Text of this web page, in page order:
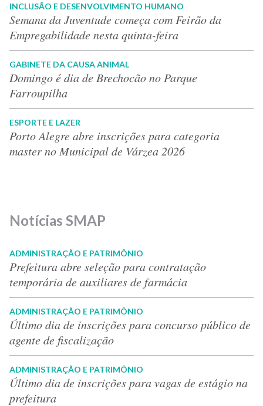
INCLUSÃO E DESENVOLVIMENTO HUMANO
Semana da Juventude começa com Feirão da
Empregabilidade nesta quinta-feira
GABINETE DA CAUSA ANIMAL
Domingo é dia de Brechocão no Parque
Farroupilha
ESPORTE E LAZER
Porto Alegre abre inscrições para categoria
master no Municipal de Várzea 2026
Notícias SMAP
ADMINISTRAÇÃO E PATRIMÔNIO
Prefeitura abre seleção para contratação
temporária de auxiliares de farmácia
ADMINISTRAÇÃO E PATRIMÔNIO
Último dia de inscrições para concurso público de
agente de fiscalização
ADMINISTRAÇÃO E PATRIMÔNIO
Último dia de inscrições para vagas de estágio na
prefeitura